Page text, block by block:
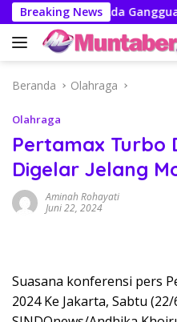
Langsung
ke
konten
Breaking News
Boleh Ada Gangguan
Beranda Olahraga
Olahraga
Pertamax Turbo
Digelar Jelang
Aminah Rohayati
Juni 22, 2024
Suasana konferensi pers
2024 Ke Jakarta, Sabtu